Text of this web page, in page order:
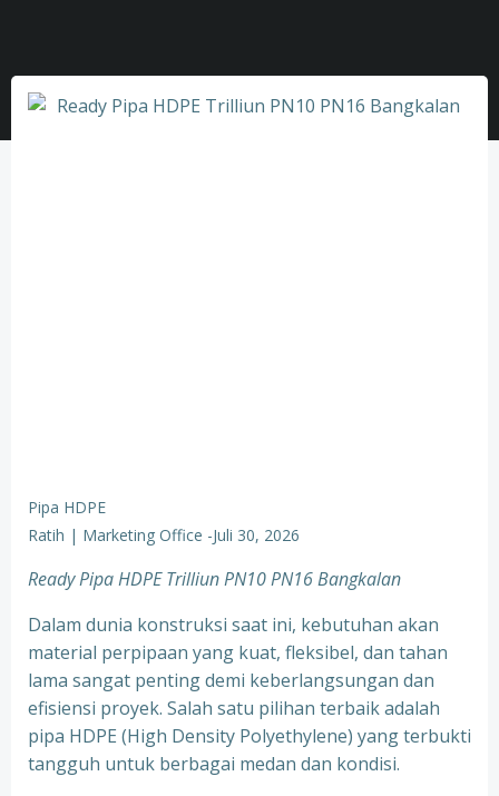
Pipa HDPE
Ratih | Marketing Office -Juli 30, 2026
Ready Pipa HDPE Trilliun PN10 PN16 Bangkalan
Dalam dunia konstruksi saat ini, kebutuhan akan
material perpipaan yang kuat, fleksibel, dan tahan
lama sangat penting demi keberlangsungan dan
efisiensi proyek. Salah satu pilihan terbaik adalah
pipa HDPE (High Density Polyethylene) yang terbukti
tangguh untuk berbagai medan dan kondisi.